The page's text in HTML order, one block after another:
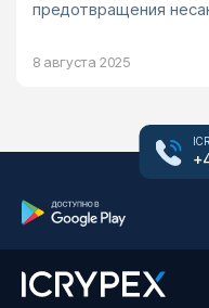
предотвращения
8 августа 2025